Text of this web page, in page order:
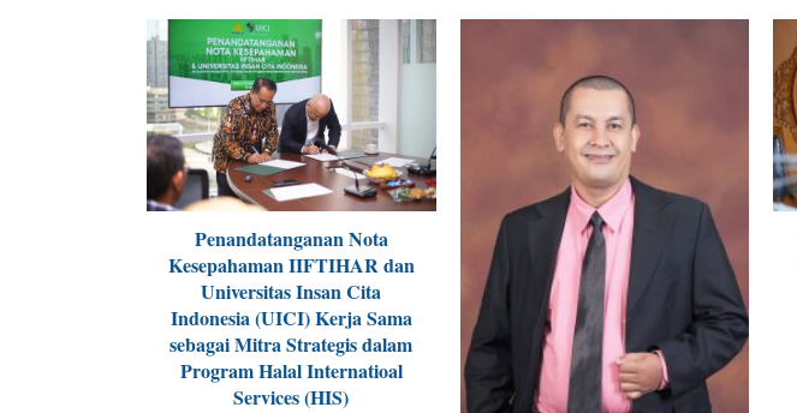
Penandatanganan Nota
Kesepahaman IIFTIHAR dan
Universitas Insan Cita
Indonesia (UICI) Kerja Sama
sebagai Mitra Strategis dalam
Program Halal Internatioal
Services (HIS)